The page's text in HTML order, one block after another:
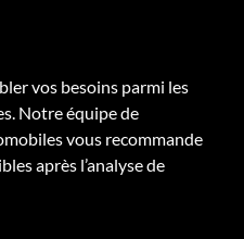
vos besoins parmi les
Notre équipe de
vous recommande
après l’analyse de